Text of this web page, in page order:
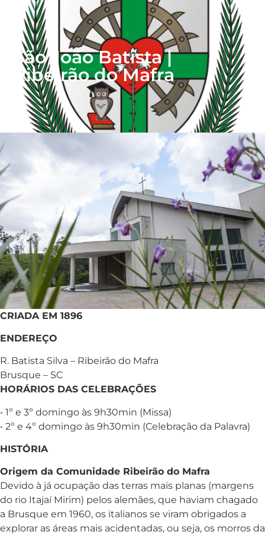
São João Batista |
Ribeirão do Mafra
CRIADA EM 1896
ENDEREÇO
R. Batista Silva – Ribeirão do Mafra
Brusque – SC
HORÁRIOS DAS CELEBRAÇÕES
• 1º e 3º domingo às 9h30min (Missa)
• 2º e 4º domingo às 9h30min (Celebração da Palavra)
HISTÓRIA
Origem da Comunidade Ribeirão do Mafra
Devido à já ocupação das terras mais planas (margens
do rio Itajaí Mirim) pelos alemães, que haviam chagado
a Brusque em 1960, os italianos se viram obrigados a
explorar as áreas mais acidentadas, ou seja, os morros da